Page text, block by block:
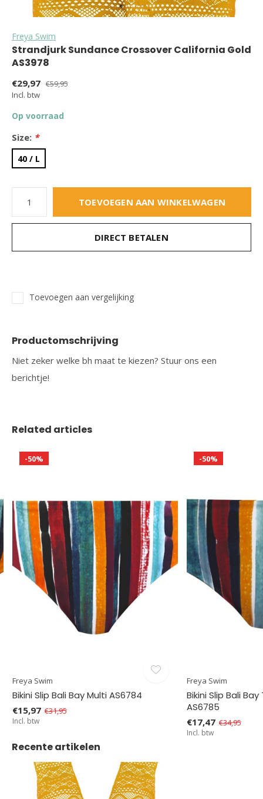
Freya Swim
Strandjurk Sundance Crossover California Gold
AS3978
€29,97 €59,95
Incl. btw
Op voorraad
Size: *
40 / L
TOEVOEGEN AAN WINKELWAGEN
DIRECT BETALEN
Toevoegen aan vergelijking
Productomschrijving
Niet zeker welke bh maat te kiezen? Stuur ons een
berichtje!
Related articles
-50%
Freya Swim
Bikini Slip Bali Bay Multi AS6784
€15,97 €31,95
Incl. btw
-50%
Freya Swim
Bikini Slip Bali
AS6785
€17,47 €34,95
Incl. btw
Recente artikelen